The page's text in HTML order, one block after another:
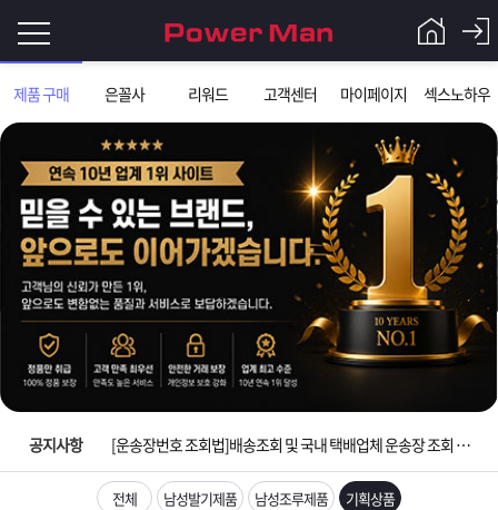
제품 구매 은꼴사 리워드 고객센터 마이페이지 섹스노하우
그
인
이
필
요
니
로
Q&A
파
워
맨
제
품
은
공지사항
입금확인이 안되는 상황을 대비해 꼭 입금후 고객센터 연락바랍니다.
[2026구정 연휴]설 연휴 배송 및 휴무 안내
[ios앱 오픈]아이폰 고객 앱설치 가능합니다.
[무인택배함 이용 안내] 집 밖에 주소로 택배 받기
전체 남성발기제품 남성조루제품 기획상품